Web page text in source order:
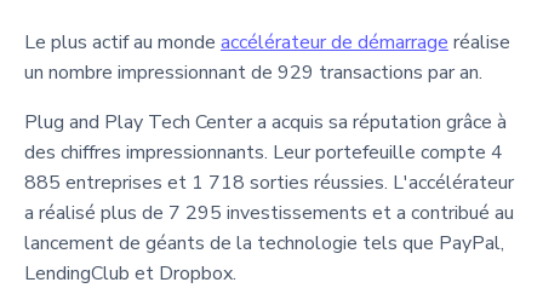
Le plus actif au monde accélérateur de démarrage réalise
un nombre impressionnant de 929 transactions par an.
Plug and Play Tech Center a acquis sa réputation grâce à
des chiffres impressionnants. Leur portefeuille compte 4
885 entreprises et 1 718 sorties réussies. L'accélérateur
a réalisé plus de 7 295 investissements et a contribué au
lancement de géants de la technologie tels que PayPal,
LendingClub et Dropbox.